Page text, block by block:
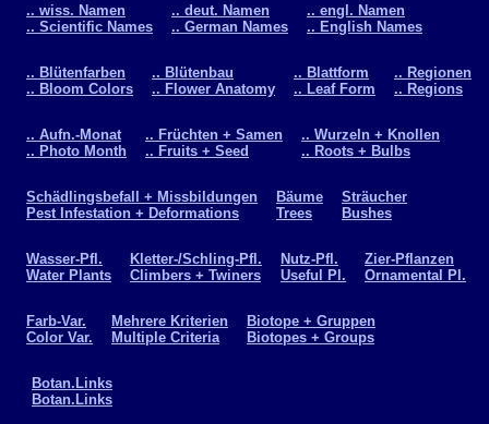
.. wiss. Namen
.. Scientific Names
.. deut. Namen
.. German Names
.. engl. Namen
.. English Names
.. Blütenfarben
.. Bloom Colors
.. Blütenbau
.. Flower Anatomy
.. Blattform
.. Leaf Form
.. Regionen
.. Regions
.. Aufn.-Monat
.. Photo Month
.. Früchten + Samen
.. Fruits + Seed
.. Wurzeln + Knollen
.. Roots + Bulbs
Schädlingsbefall + Missbildungen
Pest Infestation + Deformations
Bäume
Trees
Sträucher
Bushes
Wasser-Pfl.
Water Plants
Kletter-/Schling-Pfl.
Climbers + Twiners
Nutz-Pfl.
Useful Pl.
Zier-Pflanzen
Ornamental Pl.
Farb-Var.
Color Var.
Mehrere Kriterien
Multiple Criteria
Biotope + Gruppen
Biotopes + Groups
Botan.Links
Botan.Links